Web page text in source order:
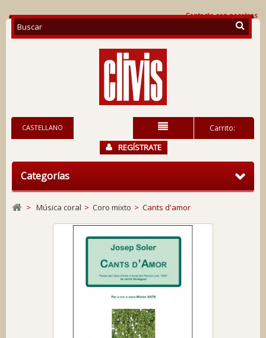
Contacte con nosotros
Carrito:
CASTELLANO
REGÍSTRATE
Categorías
> Música coral > Coro mixto > Cants d'amor